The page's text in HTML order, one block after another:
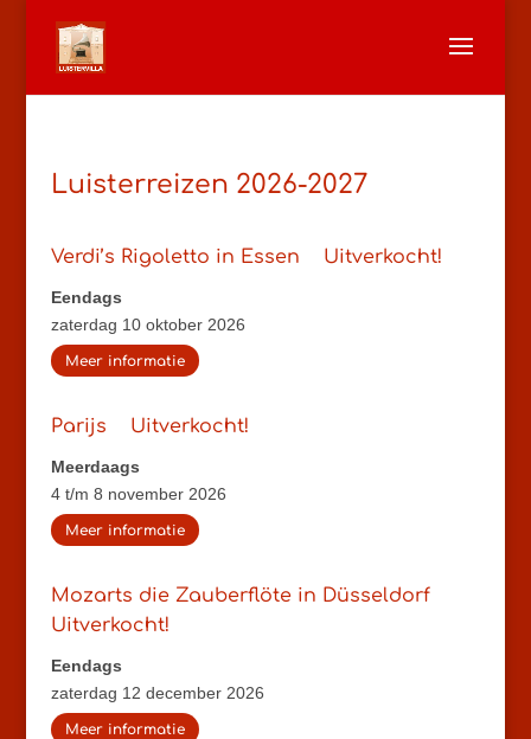
Luisterreizen 2026-2027
Verdi’s Rigoletto in Essen Uitverkocht!
Eendags
zaterdag 10 oktober 2026
Meer informatie
Parijs Uitverkocht!
Meerdaags
4 t/m 8 november 2026
Meer informatie
Mozarts die Zauberflöte in Düsseldorf
Uitverkocht!
Eendags
zaterdag 12 december 2026
Meer informatie